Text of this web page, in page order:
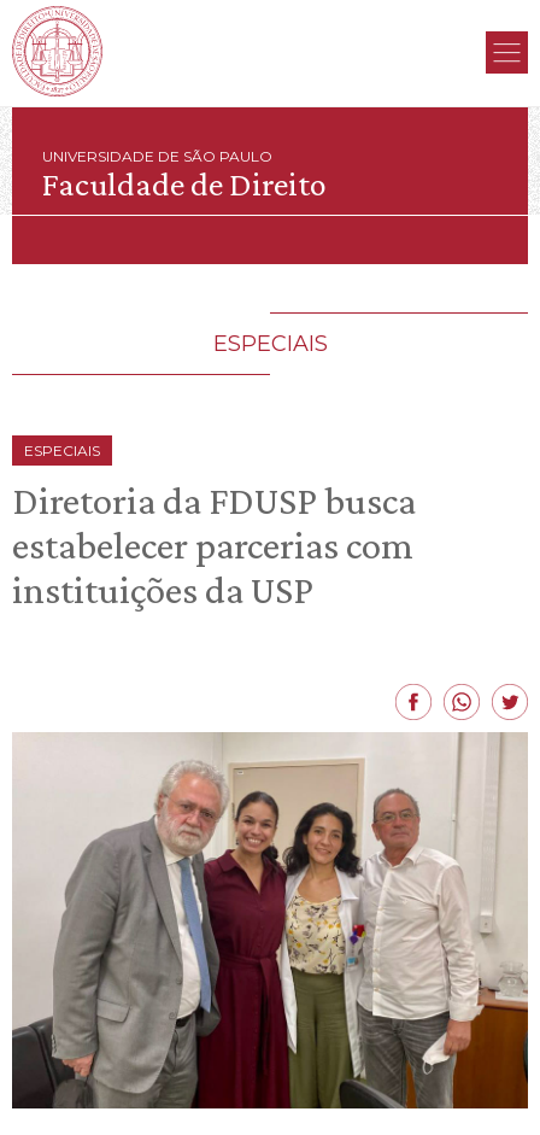
UNIVERSIDADE DE SÃO PAULO
Faculdade de Direito
ESPECIAIS
ESPECIAIS
Diretoria da FDUSP busca
estabelecer parcerias com
instituições da USP